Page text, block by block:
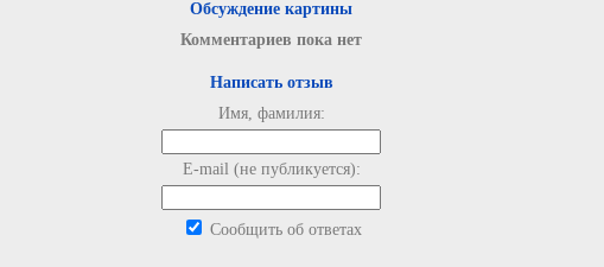
Обсуждение картины
Комментариев пока нет
Написать отзыв
Имя, фамилия:
E-mail (не публикуется):
Сообщить об ответах